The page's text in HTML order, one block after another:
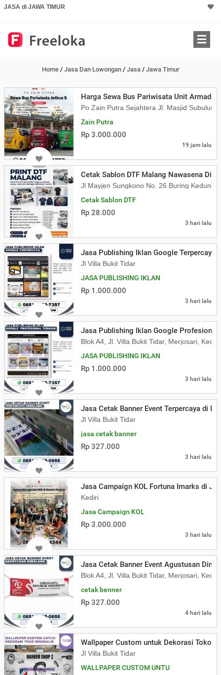
JASA di JAWA TIMUR
Home / Jasa Dan Lowongan / Jasa / Jawa Timur
Harga Sewa Bus Pariwisata Unit Armada
Po Zain Putra Sejahtera Jl. Masjid
Zain Putra
Rp 3.000.000
19 jam lalu
Cetak Sablon DTF Malang Nawasena
Jl Mayjen Sungkono No. 26 Buring
Cetak Sablon DTF
Rp 28.000
3 hari lalu
Jasa Publishing Iklan Google Terpercaya
Jl Villa Bukit Tidar
JASA PUBLISHING IKLAN
Rp 1.000.000
3 hari lalu
Jasa Publishing Iklan Google Profesional
Blok A4, Jl. Villa Bukit Tidar, Merjosari, Kec.
JASA PUBLISHING IKLAN
Rp 1.000.000
3 hari lalu
Jasa Cetak Banner Event Terpercaya di
Jl Villa Bukit Tidar
jasa cetak banner
Rp 327.000
3 hari lalu
Jasa Campaign KOL Fortuna Imarks di
Kediri
Jasa Campaign KOL
Rp 3.000.000
3 hari lalu
Jasa Cetak Banner Event Agustusan
Blok A4, Jl. Villa Bukit Tidar, Merjosari, Kec.
cetak benner
Rp 327.000
4 hari lalu
Wallpaper Custom untuk Dekorasi Toko
Jl Villa Bukit Tidar
WALLPAPER CUSTOM UNTU